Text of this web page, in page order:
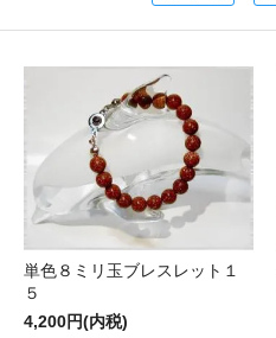
単色８ミリ玉ブレスレット１
５
4,200円(内税)